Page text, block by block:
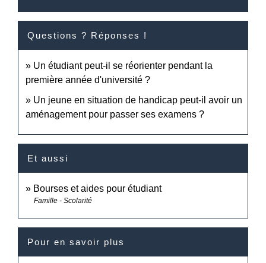
Questions ? Réponses !
Un étudiant peut-il se réorienter pendant la
première année d'université ?
Un jeune en situation de handicap peut-il avoir un
aménagement pour passer ses examens ?
Et aussi
Bourses et aides pour étudiant
Famille - Scolarité
Pour en savoir plus